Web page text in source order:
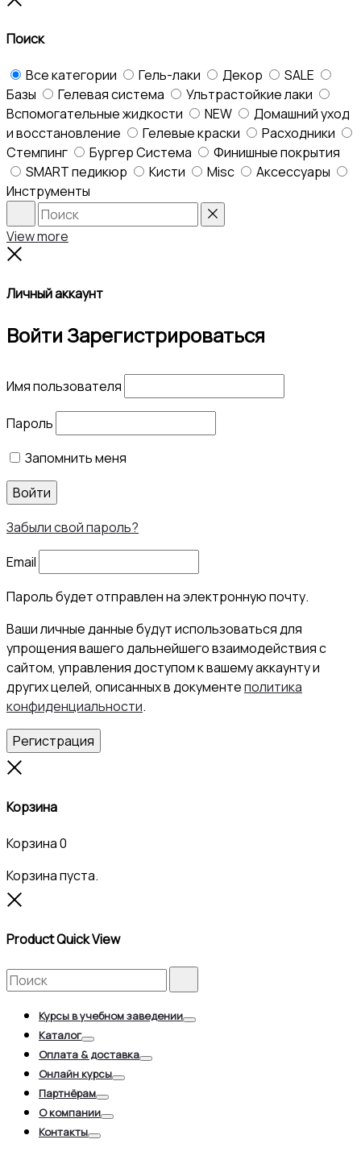
Поиск
Все категории Гель-лаки Декор
SALE
Базы
Гелевая система
Ультрастойкие лаки
Вспомогательные жидкости
NEW
Домашний уход
и восстановление
Гелевые краски
Расходники
Стемпинг
Бургер Система
Финишные покрытия
SMART педикюр
Кисти Misc
Аксессуары
Инструменты
Search
View more
Личный аккаунт
ВойтиЗарегистрироваться
Имя пользователя
Пароль
Запомнить меня
Войти
Забыли свой пароль?
Email
Пароль будет отправлен на электронную почту.
Ваши личные данные будут использоваться для
упрощения вашего дальнейшего взаимодействия с
сайтом, управления доступом к вашему аккаунту и
других целей, описанных в документеполитика
конфиденциальности.
Регистрация
Корзина
Корзина0
Корзина пуста.
Product Quick View
Search
for:
Курсы в учебном заведении
Каталог
Toggle
Оплата & доставка
Онлайн курсы
Партнёрам
О компании
Контакты